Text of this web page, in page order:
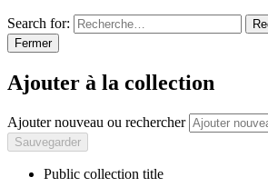
Search for:
Fermer
Ajouter à la collection
Ajouter nouveau ou rechercher
Public collection title